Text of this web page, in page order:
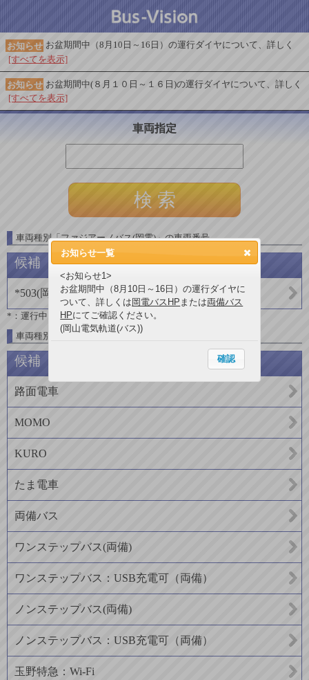
お知らせ お盆期間中（8月10日～16日）の運行ダイヤについて、詳しく
[すべてを表示]
お知らせ お盆期間中(８月１０日～１６日)の運行ダイヤについて、詳しく
[すべてを表示]
車両指定
車両種別「ファジアーノバス(岡電)」の車両番号
候補
*503(岡山電気軌道(バス))
*：運行中
車両種別一覧
候補
路面電車
MOMO
KURO
たま電車
両備バス
ワンステップバス(両備)
ワンステップバス：USB充電可（両備）
ノンステップバス(両備)
ノンステップバス：USB充電可（両備）
玉野特急：Wi-Fi
お知らせ一覧
<お知らせ1>
お盆期間中（8月10日～16日）の運行ダイヤに
ついて、詳しくは 岡電バスHP または両備バス
HPにてご確認ください。
(岡山電気軌道(バス))
確認